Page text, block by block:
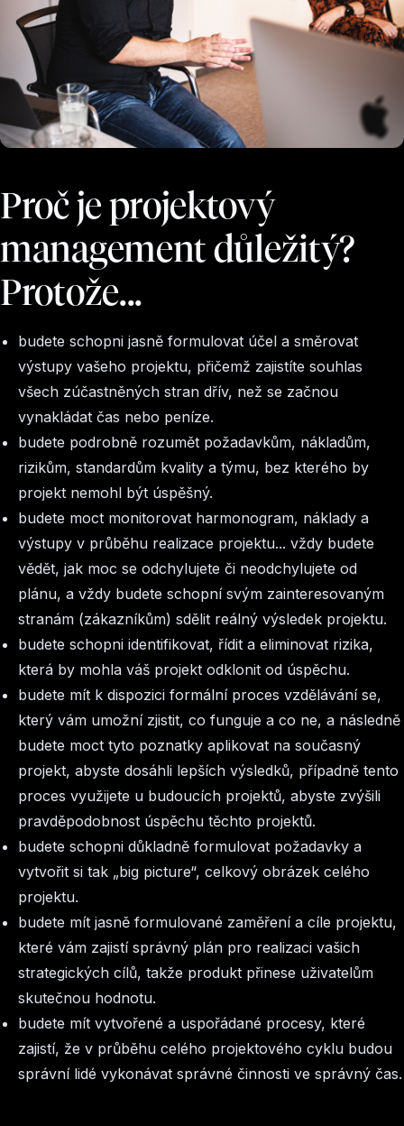
Proč je projektový
management důležitý?
Protože...
budete schopni jasně formulovat účel a směrovat
výstupy vašeho projektu, přičemž zajistíte souhlas
všech zúčastněných stran dřív, než se začnou
vynakládat čas nebo peníze.
budete podrobně rozumět požadavkům, nákladům,
rizikům, standardům kvality a týmu, bez kterého by
projekt nemohl být úspěšný.
budete moct monitorovat harmonogram, náklady a
výstupy v průběhu realizace projektu... vždy budete
vědět, jak moc se odchylujete či neodchylujete od
plánu, a vždy budete schopní svým zainteresovaným
stranám (zákazníkům) sdělit reálný výsledek projektu.
budete schopni identifikovat, řídit a eliminovat rizika,
která by mohla váš projekt odklonit od úspěchu.
budete mít k dispozici formální proces vzdělávání se,
který vám umožní zjistit, co funguje a co ne, a následně
budete moct tyto poznatky aplikovat na současný
projekt, abyste dosáhli lepších výsledků, případně tento
proces využijete u budoucích projektů, abyste zvýšili
pravděpodobnost úspěchu těchto projektů.
budete schopni důkladně formulovat požadavky a
vytvořit si tak „big picture“, celkový obrázek celého
projektu.
budete mít jasně formulované zaměření a cíle projektu,
které vám zajistí správný plán pro realizaci vašich
strategických cílů, takže produkt přinese uživatelům
skutečnou hodnotu.
budete mít vytvořené a uspořádané procesy, které
zajistí, že v průběhu celého projektového cyklu budou
správní lidé vykonávat správné činnosti ve správný čas.